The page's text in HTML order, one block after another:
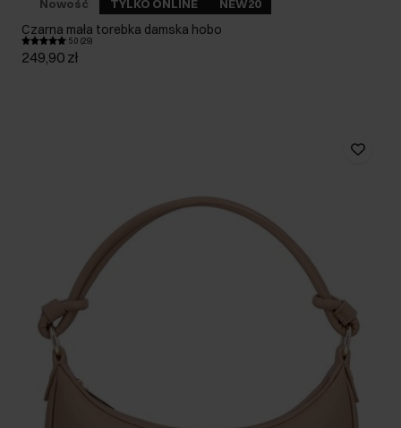
Nowość TYLKO ONLINE NEW20
Czarna mała torebka damska hobo
5.0 (29)
249,90 zł